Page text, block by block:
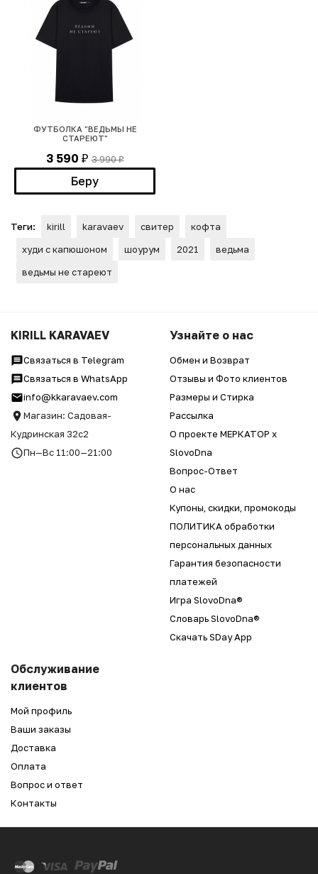
ФУТБОЛКА "ВЕДЬМЫ НЕ
СТАРЕЮТ"
3 590 ₽ 3 990₽
Беру
Теги: kirill karavaev свитер
кофта
худи с капюшоном
шоурум 2021
ведьма
ведьмы не стареют
KIRILL KARAVAEV
Связаться в Telegram
Связаться в WhatsApp
info@kkaravaev.com
Магазин: Садовая-
Кудринская 32с2
Пн—Вс 11:00—21:00
Узнайте о нас
Обмен и Возврат
Отзывы и Фото клиентов
Размеры и Стирка
Рассылка
О проекте МЕРКАТОР x
SlovoDna
Вопрос-Ответ
О нас
Купоны, скидки, промокоды
ПОЛИТИКА обработки
персональных данных
Гарантия безопасности
платежей
Игра SlovoDna®
Словарь SlovoDna®
Скачать SDay App
Обслуживание
клиентов
Мой профиль
Ваши заказы
Доставка
Оплата
Вопрос и ответ
Контакты